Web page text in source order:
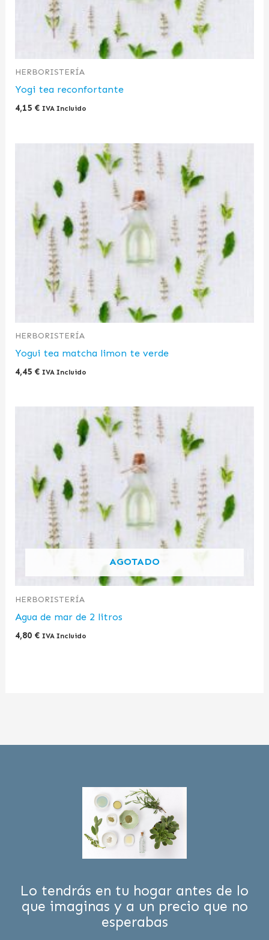
HERBORISTERÍA
Yogi tea reconfortante
4,15 € IVA Incluido
HERBORISTERÍA
Yogui tea matcha limon te verde
4,45 € IVA Incluido
AGOTADO
HERBORISTERÍA
Agua de mar de 2 litros
4,80 € IVA Incluido
Lo tendrás en tu hogar antes de lo
que imaginas y a un precio que no
esperabas